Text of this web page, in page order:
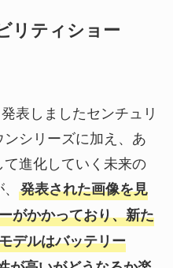
リティショー
表しましたセンチュリ
シリーズに加え、あ
進化していく未来の
発表された画像を見
がかかっており、新た
デルはバッテリー